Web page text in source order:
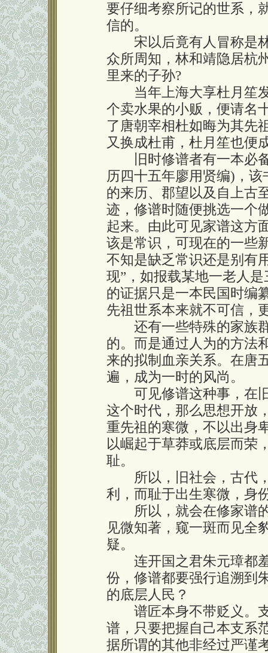
要仔细考察所记的世系，
信的。
宋以后竟有人冒称是林
众所周知，林和靖隐居杭
里来的子孙?
当年上海大享杜月笙发
个卖水果的小贩，便请名
了唐朝宰相杜如晦为其先
又换成杜甫，杜月笙也便
旧时修谱者有一本必备
历四十五年廖用贤编)，
的来历、郡望以及自上古
迹，修谱时随便挑选一个
起来。由此可见家谱这方
该是常识，可现在的一些
不知是缺乏常识还是别有
现”，如报载某地一老人
的证据只是一本民国时编
先祖世系本来就不可信，
还有一些特殊的家族群
的。而是通过人为的方法
来的拟制血亲关系。在唐
遍，成为一时的风尚。
可见修谱这种事，在旧
这个时代，那么思想开放
重先祖的寒微，不以出身
以崛起于草莽或底层而荣
耻。
所以，旧社会，古代，
利，而耻于出生寒微，身
所以，就会在修家谱的
见微知著，窥一斑而见全
疑。
连开国之君朱元璋都羞
份，修谱都要强行追溯
的底层人民？
谱匠本身不带贬义。支
谱，只要把握自己本支系
据所谓的其他非经过严谨